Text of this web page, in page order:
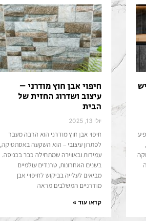
חיפוי אבן חוץ מודרני –
עיצוב ושדרוג החזית של
הבית
יולי 13, 2025
חיפוי אבן חוץ מודרני הוא הרבה מעבר
לפתרון עיצובי – הוא השקעה באסתטיקה,
עמידות ובאווירה שמתחילה כבר בכניסה.
בשנים האחרונות, טרנדים עולמיים
מביאים לעלייה בביקוש לחיפויי אבן
מודרניים המשלבים מראה
קראו עוד »